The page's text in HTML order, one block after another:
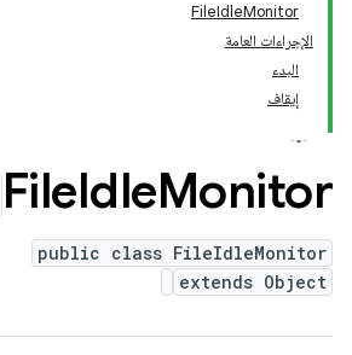
FileIdleMonitor
الإجراءات العامة
البدء
إيقاف
FileIdleMonitor
public class FileIdleMonitor
extends Object